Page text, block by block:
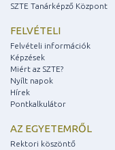
SZTE Tanárképző Központ
FELVÉTELI
Felvételi információk
Képzések
Miért az SZTE?
Nyílt napok
Hírek
Pontkalkulátor
AZ EGYETEMRŐL
Rektori köszöntő